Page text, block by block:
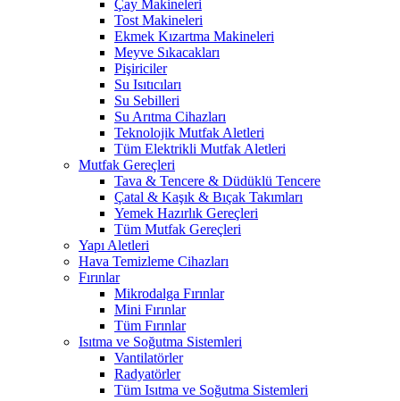
Çay Makineleri
Tost Makineleri
Ekmek Kızartma Makineleri
Meyve Sıkacakları
Pişiriciler
Su Isıtıcıları
Su Sebilleri
Su Arıtma Cihazları
Teknolojik Mutfak Aletleri
Tüm Elektrikli Mutfak Aletleri
Mutfak Gereçleri
Tava & Tencere & Düdüklü Tencere
Çatal & Kaşık & Bıçak Takımları
Yemek Hazırlık Gereçleri
Tüm Mutfak Gereçleri
Yapı Aletleri
Hava Temizleme Cihazları
Fırınlar
Mikrodalga Fırınlar
Mini Fırınlar
Tüm Fırınlar
Isıtma ve Soğutma Sistemleri
Vantilatörler
Radyatörler
Tüm Isıtma ve Soğutma Sistemleri